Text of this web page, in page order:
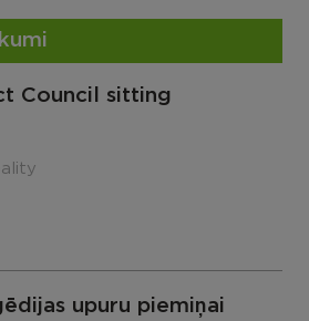
Council sitting
upuru piemiņai